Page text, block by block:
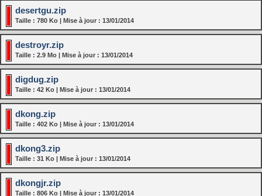
desertgu.zip
Taille : 780 Ko | Mise à jour : 13/01/2014
destroyr.zip
Taille : 2.9 Mo | Mise à jour : 13/01/2014
digdug.zip
Taille : 42 Ko | Mise à jour : 13/01/2014
dkong.zip
Taille : 402 Ko | Mise à jour : 13/01/2014
dkong3.zip
Taille : 31 Ko | Mise à jour : 13/01/2014
dkongjr.zip
Taille : 806 Ko | Mise à jour : 13/01/2014